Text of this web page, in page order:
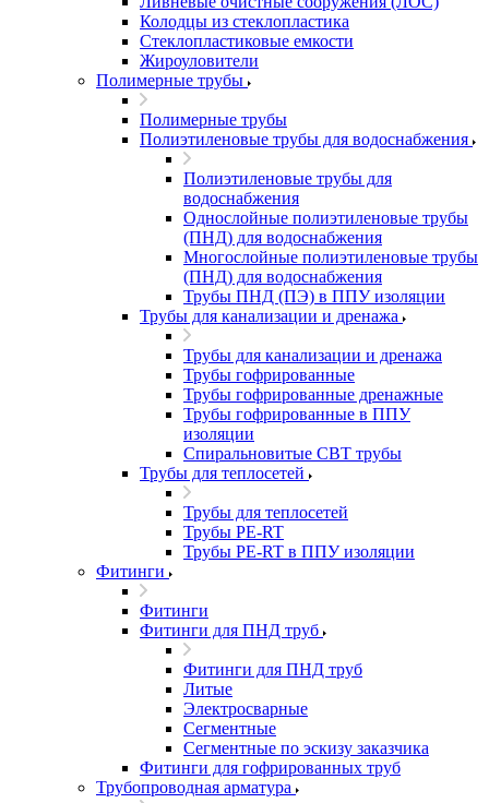
Колодцы из стеклопластика
Стеклопластиковые емкости
Жироуловители
Полимерные трубы
Полимерные трубы
Полиэтиленовые трубы для водоснабжения
Полиэтиленовые трубы для
водоснабжения
Однослойные полиэтиленовые трубы
(ПНД) для водоснабжения
Многослойные полиэтиленовые трубы
(ПНД) для водоснабжения
Трубы ПНД (ПЭ) в ППУ изоляции
Трубы для канализации и дренажа
Трубы для канализации и дренажа
Трубы гофрированные
Трубы гофрированные дренажные
Трубы гофрированные в ППУ
изоляции
Спиральновитые СВТ трубы
Трубы для теплосетей
Трубы для теплосетей
Трубы PE-RT
Трубы PE-RT в ППУ изоляции
Фитинги
Фитинги
Фитинги для ПНД труб
Фитинги для ПНД труб
Литые
Электросварные
Сегментные
Сегментные по эскизу заказчика
Фитинги для гофрированных труб
Трубопроводная арматура